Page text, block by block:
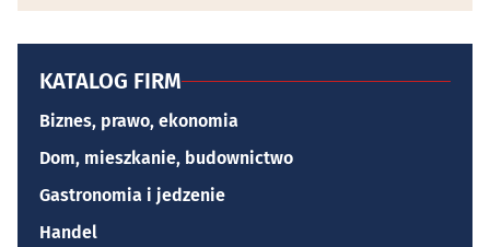
KATALOG FIRM
Biznes, prawo, ekonomia
Dom, mieszkanie, budownictwo
Gastronomia i jedzenie
Handel